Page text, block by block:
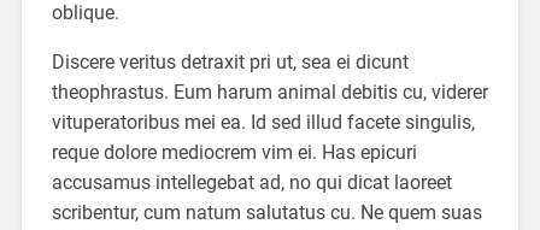
oblique.
Discere veritus detraxit pri ut, sea ei dicunt
theophrastus. Eum harum animal debitis cu, viderer
vituperatoribus mei ea. Id sed illud facete singulis,
reque dolore mediocrem vim ei. Has epicuri
accusamus intellegebat ad, no qui dicat laoreet
scribentur, cum natum salutatus cu. Ne quem suas